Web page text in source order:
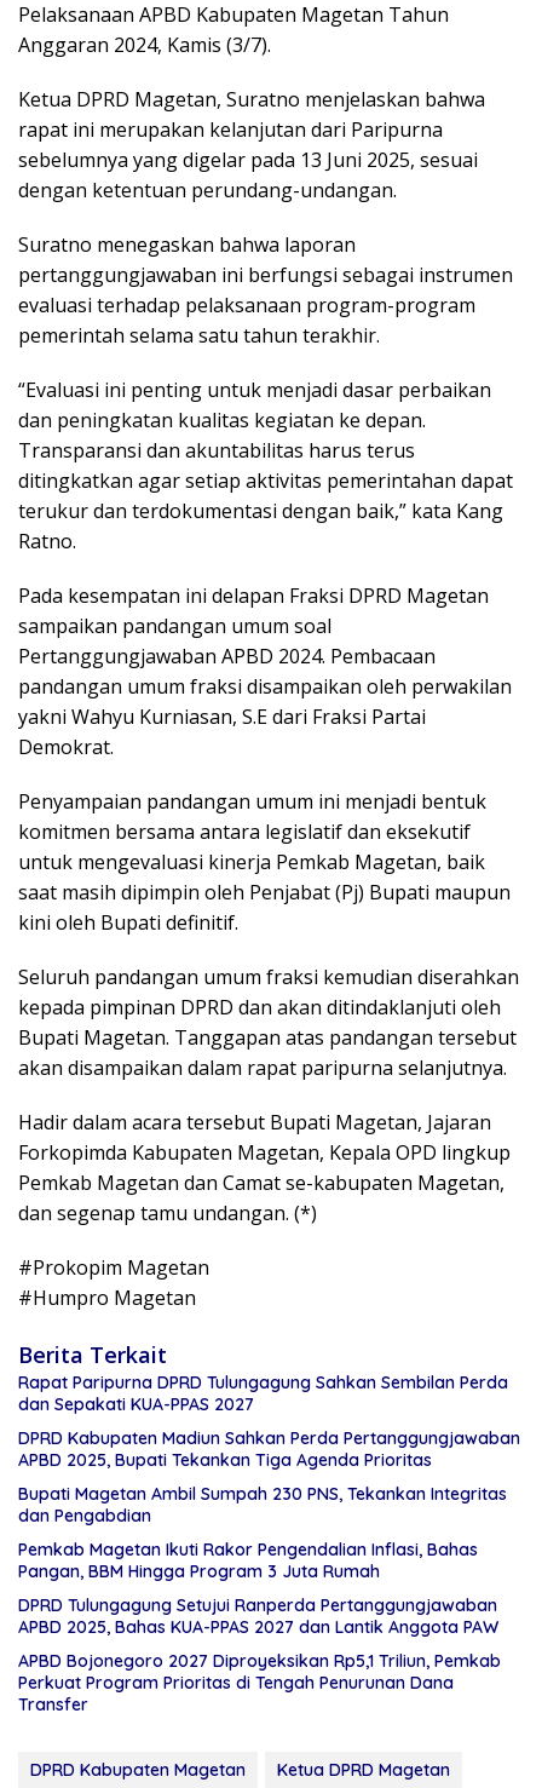
Pelaksanaan APBD Kabupaten Magetan Tahun
Anggaran 2024, Kamis (3/7).
Ketua DPRD Magetan, Suratno menjelaskan bahwa
rapat ini merupakan kelanjutan dari Paripurna
sebelumnya yang digelar pada 13 Juni 2025, sesuai
dengan ketentuan perundang-undangan.
Suratno menegaskan bahwa laporan
pertanggungjawaban ini berfungsi sebagai instrumen
evaluasi terhadap pelaksanaan program-program
pemerintah selama satu tahun terakhir.
“Evaluasi ini penting untuk menjadi dasar perbaikan
dan peningkatan kualitas kegiatan ke depan.
Transparansi dan akuntabilitas harus terus
ditingkatkan agar setiap aktivitas pemerintahan dapat
terukur dan terdokumentasi dengan baik,” kata Kang
Ratno.
Pada kesempatan ini delapan Fraksi DPRD Magetan
sampaikan pandangan umum soal
Pertanggungjawaban APBD 2024. Pembacaan
pandangan umum fraksi disampaikan oleh perwakilan
yakni Wahyu Kurniasan, S.E dari Fraksi Partai
Demokrat.
Penyampaian pandangan umum ini menjadi bentuk
komitmen bersama antara legislatif dan eksekutif
untuk mengevaluasi kinerja Pemkab Magetan, baik
saat masih dipimpin oleh Penjabat (Pj) Bupati maupun
kini oleh Bupati definitif.
Seluruh pandangan umum fraksi kemudian diserahkan
kepada pimpinan DPRD dan akan ditindaklanjuti oleh
Bupati Magetan. Tanggapan atas pandangan tersebut
akan disampaikan dalam rapat paripurna selanjutnya.
Hadir dalam acara tersebut Bupati Magetan, Jajaran
Forkopimda Kabupaten Magetan, Kepala OPD lingkup
Pemkab Magetan dan Camat se-kabupaten Magetan,
dan segenap tamu undangan. (*)
#Prokopim Magetan
#Humpro Magetan
Berita Terkait
Rapat Paripurna DPRD Tulungagung Sahkan Sembilan Perda
dan Sepakati KUA-PPAS 2027
DPRD Kabupaten Madiun Sahkan Perda Pertanggungjawaban
APBD 2025, Bupati Tekankan Tiga Agenda Prioritas
Bupati Magetan Ambil Sumpah 230 PNS, Tekankan Integritas
dan Pengabdian
Pemkab Magetan Ikuti Rakor Pengendalian Inflasi, Bahas
Pangan, BBM Hingga Program 3 Juta Rumah
DPRD Tulungagung Setujui Ranperda Pertanggungjawaban
APBD 2025, Bahas KUA-PPAS 2027 dan Lantik Anggota PAW
APBD Bojonegoro 2027 Diproyeksikan Rp5,1 Triliun, Pemkab
Perkuat Program Prioritas di Tengah Penurunan Dana
Transfer
DPRD Kabupaten Magetan Ketua DPRD Magetan